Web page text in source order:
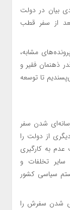
بیان در دولت
از سفر قطب
مشابه،
ذهنمان فقیر و
تا توسعه‌
شدن سفر
از دولت را
به کارگیری
تخلفات و
سیاسی کشور
شدن سفرش را